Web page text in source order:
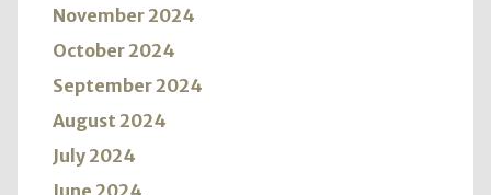
November 2024
October 2024
September 2024
August 2024
July 2024